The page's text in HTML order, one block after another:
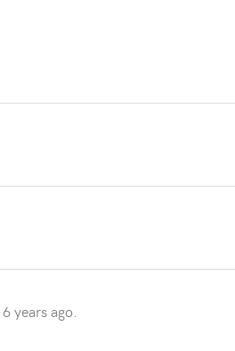
6 years ago.